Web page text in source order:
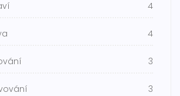
4
4
3
3